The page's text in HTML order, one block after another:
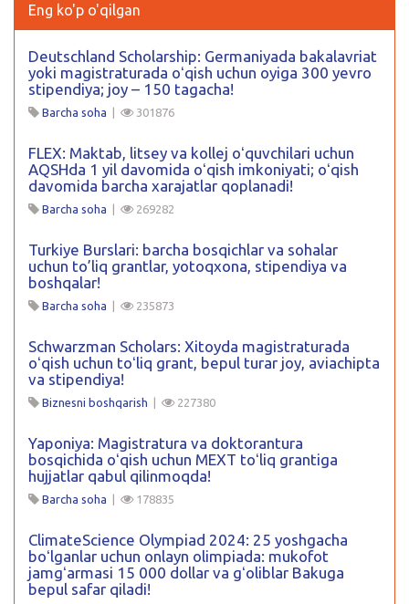
Eng ko'p o'qilgan
Deutschland Scholarship: Germaniyada bakalavriat
yoki magistraturada oʻqish uchun oyiga 300 yevro
stipendiya; joy – 150 tagacha!
Barcha soha | 301876
FLEX: Maktab, litsey va kollej oʻquvchilari uchun
AQSHda 1 yil davomida oʻqish imkoniyati; oʻqish
davomida barcha xarajatlar qoplanadi!
Barcha soha | 269282
Turkiye Burslari: barcha bosqichlar va sohalar
uchun to’liq grantlar, yotoqxona, stipendiya va
boshqalar!
Barcha soha | 235873
Schwarzman Scholars: Xitoyda magistraturada
oʻqish uchun toʻliq grant, bepul turar joy, aviachipta
va stipendiya!
Biznesni boshqarish | 227380
Yaponiya: Magistratura va doktorantura
bosqichida oʻqish uchun MEXT toʻliq grantiga
hujjatlar qabul qilinmoqda!
Barcha soha | 178835
ClimateScience Olympiad 2024: 25 yoshgacha
boʻlganlar uchun onlayn olimpiada: mukofot
jamgʻarmasi 15 000 dollar va gʻoliblar Bakuga
bepul safar qiladi!